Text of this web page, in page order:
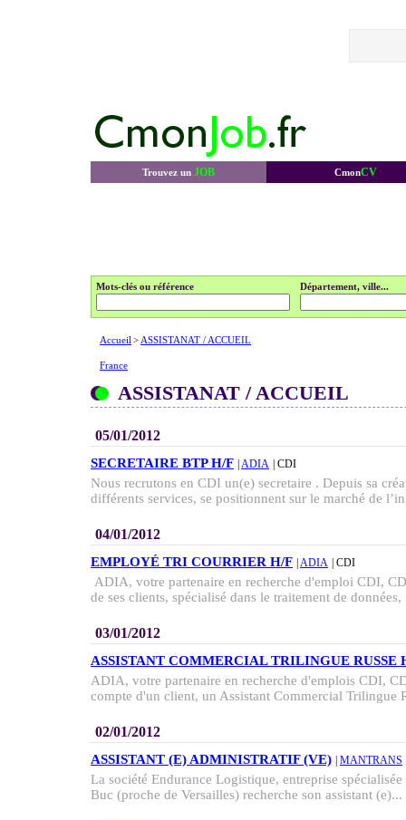
Trouvez un JOB CmonCV
Mots-clés ou référence Département, ville...
Accueil > ASSISTANAT / ACCUEIL
France
ASSISTANAT / ACCUEIL
05/01/2012
SECRETAIRE BTP H/F ADIA | CDI
Nous recrutons en CDI un(e) secretaire . Depuis sa
différents services, se positionnent sur le marché de
04/01/2012
EMPLOYÉ TRI COURRIER H/F ADIA | CDI
ADIA, votre partenaire en recherche d'emploi CDI,
de ses clients, spécialisé dans le traitement de données,
03/01/2012
ASSISTANT COMMERCIAL TRILINGUE RUSSE
ADIA, votre partenaire en recherche d'emplois CDI,
compte d'un client, un Assistant Commercial Trilingue
02/01/2012
ASSISTANT (E) ADMINISTRATIF (VE) MANTRANS
La société Endurance Logistique, entreprise
Buc (proche de Versailles) recherche son assistant (e)...